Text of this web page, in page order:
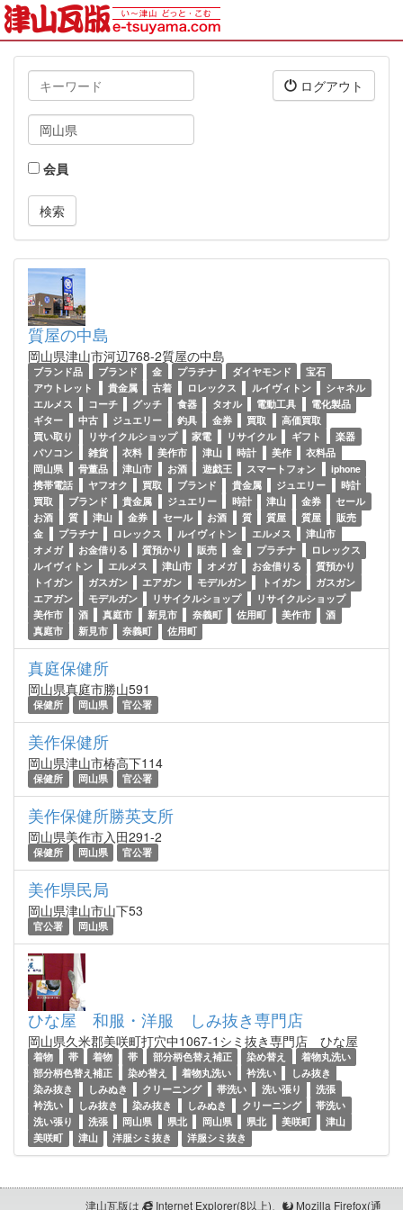
キ
ー
ワ
ド
タ
グ
会員
ログアウト
質屋の中島
岡山県津山市河辺768-2質屋の中島
ブランド品 ブランド 金 プラチナ ダイヤモンド
宝石
アウトレット
貴金属 古着 ロレックス ルイヴィトン
シャネル
エルメス
コーチ グッチ 食器 タオル 電動工具
電化製品
ギター
中古 ジュエリー 釣具 金券 買取
高価買取
買い取り
リサイクルショップ 家電 リサイクル ギフト
楽器
パソコン
雑貨 衣料 美作市 津山 時計 美作
衣料品
岡山県
骨董品 津山市 お酒 遊戯王 スマートフォン
iphone
携帯電話
ヤフオク 買取 ブランド 貴金属 ジュエリー
時計
買取
ブランド 貴金属 ジュエリー 時計 津山 金券
セール
お酒
質 津山 金券 セール お酒 質 質屋 質屋
販売
金
プラチナ ロレックス ルイヴィトン エルメス
津山市
オメガ
お金借りる 質預かり 販売 金 プラチナ
ロレックス
ルイヴィトン
エルメス 津山市 オメガ お金借りる
質預かり
トイガン
ガスガン エアガン モデルガン トイガン
ガスガン
エアガン
モデルガン リサイクルショップ
リサイクルショップ
美作市
酒 真庭市 新見市 奈義町 佐用町 美作市
酒
真庭市
新見市 奈義町 佐用町
真庭保健所
岡山県真庭市勝山591
保健所 岡山県 官公署
美作保健所
岡山県津山市椿高下114
保健所 岡山県 官公署
美作保健所勝英支所
岡山県美作市入田291-2
保健所 岡山県 官公署
美作県民局
岡山県津山市山下53
官公署 岡山県
ひな屋 和服・洋服 しみ抜き専門店
岡山県久米郡美咲町打穴中1067-1シミ抜き専門店 ひな屋
着物 帯 着物 帯 部分柄色替え補正 染め替え
着物丸洗い
部分柄色替え補正
染め替え 着物丸洗い 衿洗い
しみ抜き
染み抜き
しみぬき クリーニング 帯洗い 洗い張り
洗張
衿洗い
しみ抜き 染み抜き しみぬき クリーニング
帯洗い
洗い張り
洗張 岡山県 県北 岡山県 県北 美咲町
津山
美咲町
津山 洋服シミ抜き 洋服シミ抜き
津山瓦版は Internet Explorer(8以上)、 Mozilla Firefox(通